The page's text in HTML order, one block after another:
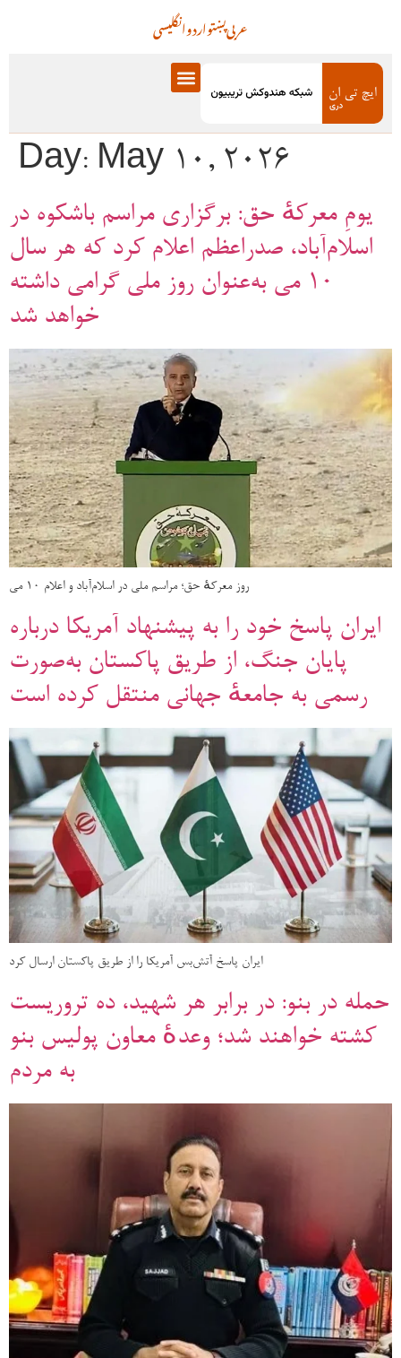
انگلیسیاردوپښتوعربی
Day: May 10, 2026
یومِ معرکهٔ حق: برگزاری مراسم باشکوه در
اسلام‌آباد، صدراعظم اعلام کرد که هر سال
۱۰ می به‌عنوان روز ملی گرامی داشته
خواهد شد
روز معرکهٔ حق؛ مراسم ملی در اسلام‌آباد و اعلام ۱۰ می
ایران پاسخ خود را به پیشنهاد آمریکا درباره
پایان جنگ، از طریق پاکستان به‌صورت
رسمی به جامعهٔ جهانی منتقل کرده است
ایران پاسخ آتش‌بس آمریکا را از طریق پاکستان ارسال کرد
حمله در بنو: در برابر هر شهید، ده تروریست
کشته خواهند شد؛ وعدهٔ معاون پولیس بنو
به مردم